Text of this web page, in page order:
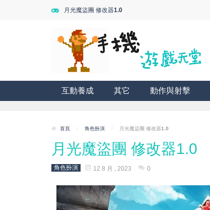
月光魔盜團 修改器1.0
互動養成 其它 動作與射擊
首頁 / 角色扮演 / 月光魔盜團 修改器1.0
月光魔盜團 修改器1.0
角色扮演 12 8 月 , 2023 0